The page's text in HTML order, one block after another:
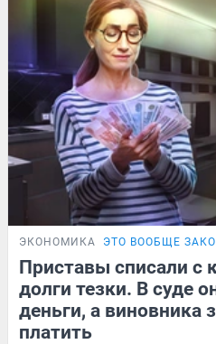
ЭКОНОМИКА ЭТО ВООБЩЕ
Приставы списали
долги тезки. В суде
деньги, а виновника
платить